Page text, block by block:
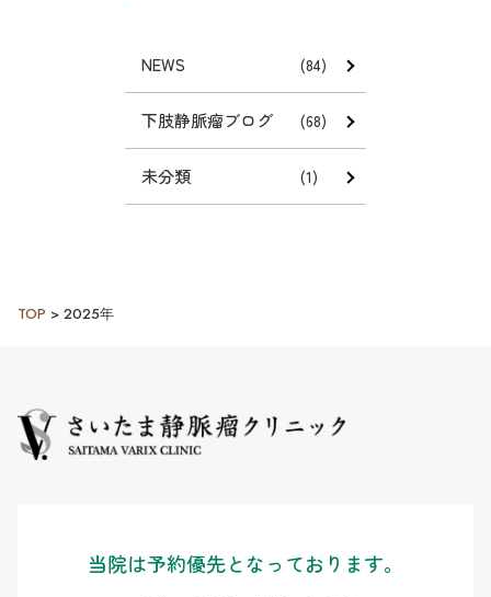
NEWS (84)
下肢静脈瘤ブログ (68)
未分類 (1)
TOP > 2025年
当院は予約優先となっております。